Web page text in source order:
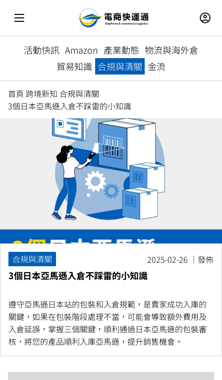
活動快訊 Amazon 產業動態 物流與海外倉
貿易知識 合規與清關 金流
首頁 跨境新知 合規與清關
3個日本亞馬遜入倉不踩雷的小知識
合規與清關 2025-02-26 ｜發佈
3個日本亞馬遜入倉不踩雷的小知識
遵守亞馬遜日本站的包裝和入倉規範，是賣家成功入庫的
關鍵，如果在包裝階段處理不當，可能會導致額外費用及
入倉延誤，掌握三個關鍵，順利通過日本亞馬遜的包裝審
核，將您的產品順利入庫亞馬遜，提升銷售機會。